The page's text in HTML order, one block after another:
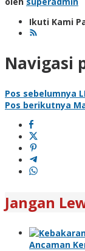
Ikuti Kami
Navigasi
Pos sebelumnya
Pos berikutnya
Jangan
Ancaman